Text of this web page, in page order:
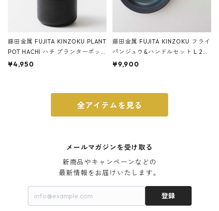
藤田金属 FUJITA KINZOKU PLANT
POT HACHI ハチ プランターポッ
ト 3号 ブラック
¥4,950
藤田金属 FUJITA KINZOKU フライ
パンジュウ&ハンドルセット L 24c
m ガス火・IH対応 鉄フライパン
¥9,900
全アイテムを見る
メールマガジンを受け取る
新商品やキャンペーンなどの
最新情報をお届けいたします。
登録